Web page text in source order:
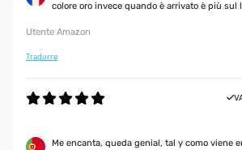
colore oro invece quando è arrivato è più sul
Utente Amazon
Tradurre
Me encanta, queda genial, tal y como viene